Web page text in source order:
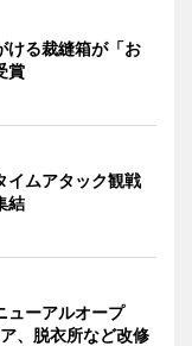
ける裁縫箱が「お
賞
イムアタック観戦
結
ューアルオープ
、脱衣所など改修